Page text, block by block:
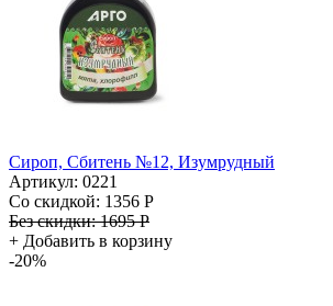
Сироп, Сбитень №12, Изумрудный
Артикул: 0221
Со скидкой: 1356 Р
Без скидки:1695 Р
+ Добавить в корзину
-20%